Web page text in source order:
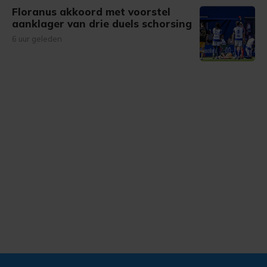
Floranus akkoord met voorstel
aanklager van drie duels schorsing
6 uur geleden